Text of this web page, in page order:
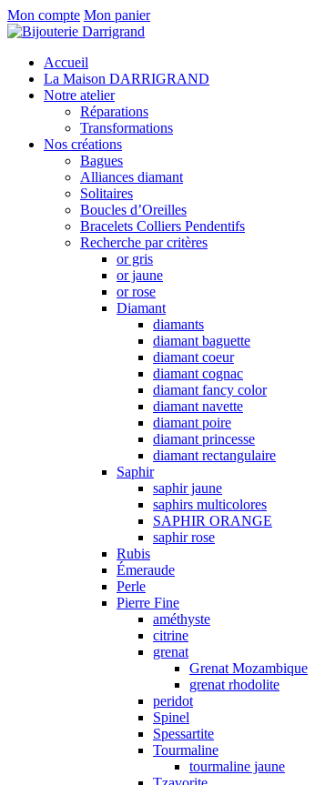
Mon compte Mon panier
Accueil
La Maison DARRIGRAND
Notre atelier
Réparations
Transformations
Nos créations
Bagues
Alliances diamant
Solitaires
Boucles d’Oreilles
Bracelets Colliers Pendentifs
Recherche par critères
or gris
or jaune
or rose
Diamant
diamants
diamant baguette
diamant coeur
diamant cognac
diamant fancy color
diamant navette
diamant poire
diamant princesse
diamant rectangulaire
Saphir
saphir jaune
saphirs multicolores
SAPHIR ORANGE
saphir rose
Rubis
Émeraude
Perle
Pierre Fine
améthyste
citrine
grenat
Grenat Mozambique
grenat rhodolite
peridot
Spinel
Spessartite
Tourmaline
tourmaline jaune